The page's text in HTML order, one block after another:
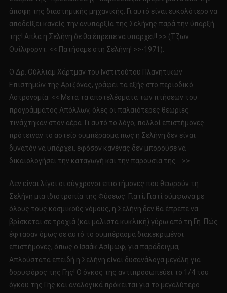
άποψη της διαστημικής μηχανικής. Γι αυτό είναι ευκολότερο να
αποδείξει κανείς την ανυπαρξία της Σελήνης παρά την ύπαρξή
της! Απλά η Σελήνη δε θα έπρεπε να υπάρχει!! >> (Τζων
Ουίλφορντ: << Πατήσαμε στη Σελήνη! >>-1971).
Ο Δρ. Ούλλιαμ Χάρτμαν του Ινστιτούτου Πλανητικών
Επιστημών της Αριζόνας, γράφει τα εξής στο περιοδικό
Αστρονομία: << Μετά τα αποτελέσματα των πτήσεων του
προγράμματος Απόλλων, όλες οι παλαιότερες θεωρίες
τινάχτηκαν στον αέρα. Γι αυτό το λόγο, πολλοί επιστήμονες
πρότειναν το αστείο συμπέρασμα πως η Σελήνη δεν είναι
δυνατόν να υπάρχει, εφόσον κανένας δεν μπορούσε να
δικαιολογήσει την καταγωγή και την παρουσία της… >>
Δεν είναι λίγοι οι σύγχρονοι επιστήμονες που θεωρούν τη
Σελήνη μια ιδιοτροπία της Φύσεως. Γιατί; Γιατί σύμφωνα με
όλους τους κοσμικούς νόμους, η Σελήνη δεν θα έπρεπε να
βρίσκεται σε τροχιά (και μάλιστα κυκλική) γύρω από τη Γη. Πώς
έφτασαν όμως σε αυτό το συμπέρασμα διακεκριμένοι
επιστήμονες, όπως ο Ισαάκ Ασίμωφ, για παράδειγμα;
Απλούστατα επειδή η Σελήνη είναι δυσανάλογα μεγάλη για
δορυφόρος της Γης! Ο όγκος της αντιπροσωπεύει το 1/4 του
όγκου της Γης και αναλογικά πρόκειται για το μεγαλύτερο